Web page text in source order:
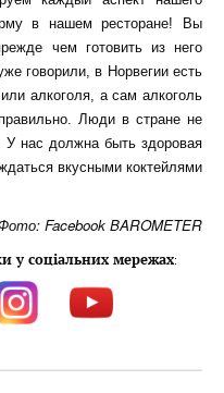
в нашем ресторане! Вы
чем готовить из него
говорили, в Норвегии есть
алкоголя, а сам алкоголь
Люди в стране не
У нас должна быть здоровая
вкусными коктейлями
Facebook BAROMETER
у соціальних мережах: